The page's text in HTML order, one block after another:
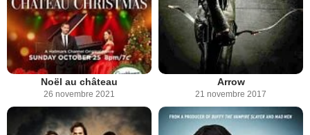
Noël au château
26 novembre 2021
Arrow
21 novembre 2017